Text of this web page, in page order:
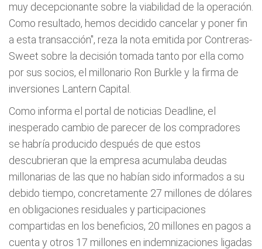
muy decepcionante sobre la viabilidad de la operación.
Como resultado, hemos decidido cancelar y poner fin
a esta transacción", reza la nota emitida por Contreras-
Sweet sobre la decisión tomada tanto por ella como
por sus socios, el millonario Ron Burkle y la firma de
inversiones Lantern Capital.
Como informa el portal de noticias Deadline, el
inesperado cambio de parecer de los compradores
se habría producido después de que estos
descubrieran que la empresa acumulaba deudas
millonarias de las que no habían sido informados a su
debido tiempo, concretamente 27 millones de dólares
en obligaciones residuales y participaciones
compartidas en los beneficios, 20 millones en pagos a
cuenta y otros 17 millones en indemnizaciones ligadas